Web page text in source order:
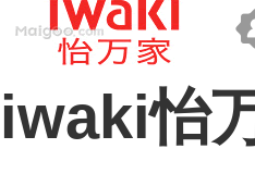
iwaki怡